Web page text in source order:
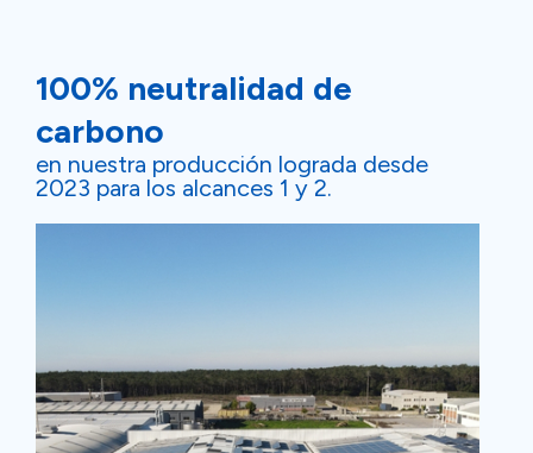
100% neutralidad de
carbono
en nuestra producción lograda desde
2023 para los alcances 1 y 2.